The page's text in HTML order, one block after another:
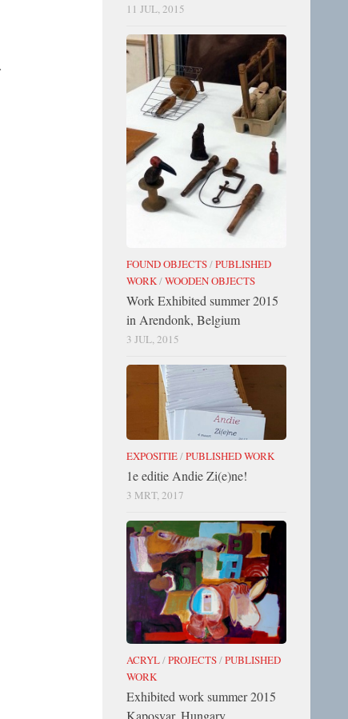
11 JUL, 2015
FOUND OBJECTS/PUBLISHED
WORK/WOODEN OBJECTS
Work Exhibited summer 2015
in Arendonk, Belgium
3 JUL, 2015
EXPOSITIE/PUBLISHED WORK
1e editie Andie Zi(e)ne!
3 MRT, 2017
ACRYL/PROJECTS/PUBLISHED
WORK
Exhibited work summer 2015